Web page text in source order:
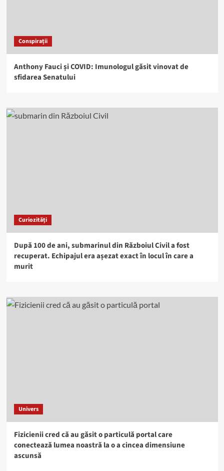
Conspirații
Anthony Fauci și COVID: Imunologul găsit vinovat de
sfidarea Senatului
Curiozități
După 100 de ani, submarinul din Războiul Civil a fost
recuperat. Echipajul era așezat exact în locul în care a
murit
Univers
Fizicienii cred că au găsit o particulă portal care
conectează lumea noastră la o a cincea dimensiune
ascunsă